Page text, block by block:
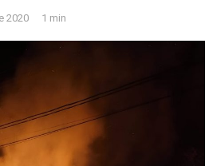
2020 1 min